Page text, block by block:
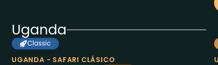
Uganda
des de2995
8dias aUganda
Classic
UGANDA - SAFARI CLÁSICO